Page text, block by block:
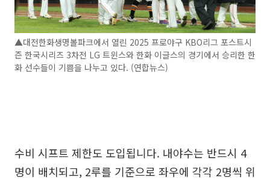
▲대전한화생명볼파크에서 열린 2025 프로야구 KBO리그 포스트시
즌 한국시리즈 3차전 LG 트윈스와 한화 이글스의 경기에서 승리한 한
화 선수들이 기쁨을 나누고 있다. (연합뉴스)
수비 시프트 제한도 도입됩니다. 내야수는 반드시 4
명이 배치되고, 2루를 기준으로 좌우에 각각 2명씩 위